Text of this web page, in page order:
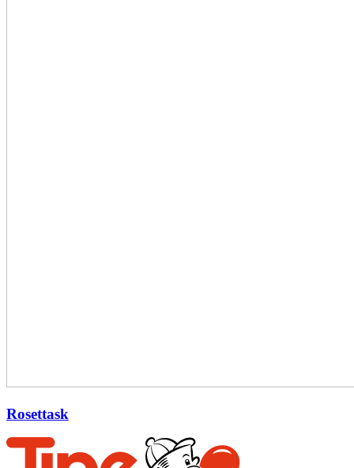
Rosettask